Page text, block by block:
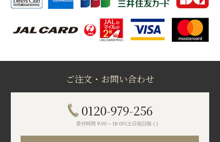
ご注文・お問い合わせ
0120-979-256
受付時間 9:00～18:00(土日祝日除く)